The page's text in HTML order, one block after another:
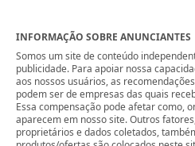
INFORMAÇÃO SOBRE ANUNCIANTES
Somos um site de conteúdo
publicidade. Para apoiar nossa
aos nossos usuários, as
podem ser de empresas das quais
Essa compensação pode afetar como,
aparecem em nosso site. Outros
proprietários e dados coletados,